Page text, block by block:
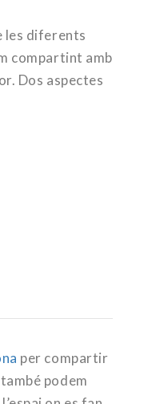
les diferents
compartint amb
Dos aspectes
per compartir
podem